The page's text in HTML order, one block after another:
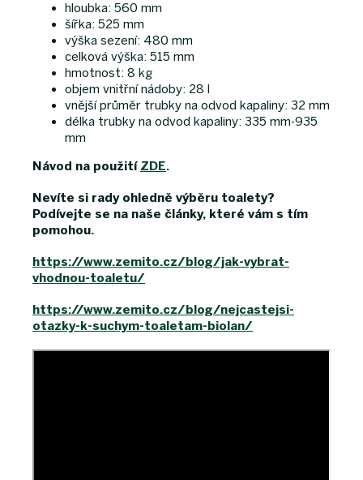
hloubka: 560 mm
šířka: 525 mm
výška sezení: 480 mm
celková výška: 515 mm
hmotnost: 8 kg
objem vnitřní nádoby: 28 l
vnější průměr trubky na odvod kapaliny: 32 mm
délka trubky na odvod kapaliny: 335 mm-935
mm
Návod na použití ZDE.
Nevíte si rady ohledně výběru toalety?
Podívejte se na naše články, které vám s tím
pomohou.
https://www.zemito.cz/blog/jak-vybrat-
vhodnou-toaletu/
https://www.zemito.cz/blog/nejcastejsi-
otazky-k-suchym-toaletam-biolan/